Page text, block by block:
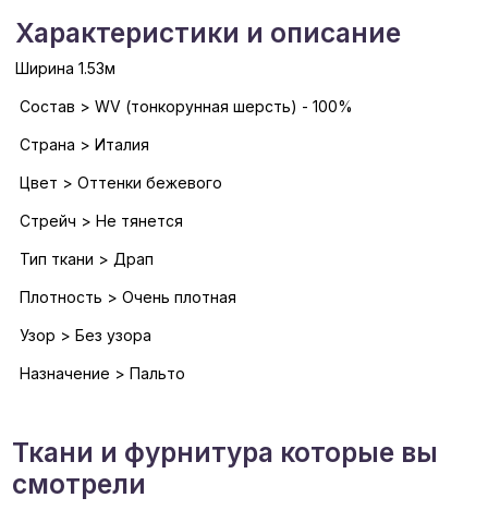
Характеристики и описание
Ширина 1.53м
Состав > WV (тонкорунная шерсть) - 100%
Страна > Италия
Цвет > Оттенки бежевого
Стрейч > Не тянется
Тип ткани > Драп
Плотность > Очень плотная
Узор > Без узора
Назначение > Пальто
Ткани и фурнитура которые вы
смотрели